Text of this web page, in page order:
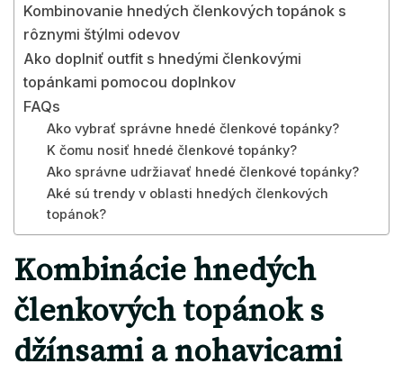
Kombinovanie hnedých členkových topánok s
rôznymi štýlmi odevov
Ako doplniť outfit s hnedými členkovými
topánkami pomocou doplnkov
FAQs
Ako vybrať správne hnedé členkové topánky?
K čomu nosiť hnedé členkové topánky?
Ako správne udržiavať hnedé členkové topánky?
Aké sú trendy v oblasti hnedých členkových
topánok?
Kombinácie hnedých
členkových topánok s
džínsami a nohavicami